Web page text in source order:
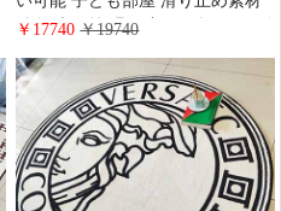
純色 売れ筋 滑り止め 四辺形 ロゴ
フランネル 花卉 色移り防止 ベビ
ーマット 海外販売 Diorカーペッ
ト 高品質 柔らかい 150*200cm
dior ブランド
￥17740￥19740